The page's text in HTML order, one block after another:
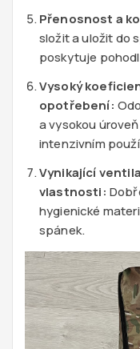
Přenosnost a
složit a uložit do
poskytuje
Vysoký
opotřebení:
a vysokou
intenzivním
Vynikající
vlastnosti:
hygienické
spánek.